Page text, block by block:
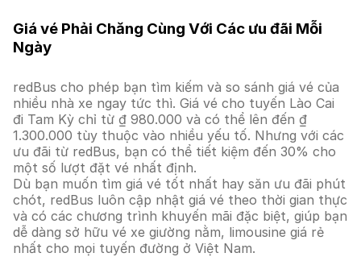
Giá vé Phải Chăng Cùng Với Các ưu đãi Mỗi
Ngày
redBus cho phép bạn tìm kiếm và so sánh giá vé của
nhiều nhà xe ngay tức thì. Giá vé cho tuyến Lào Cai
đi Tam Kỳ chỉ từ ₫ 980.000 và có thể lên đến ₫
1.300.000 tùy thuộc vào nhiều yếu tố. Nhưng với các
ưu đãi từ redBus, bạn có thể tiết kiệm đến 30% cho
một số lượt đặt vé nhất định.
Dù bạn muốn tìm giá vé tốt nhất hay săn ưu đãi phút
chót, redBus luôn cập nhật giá vé theo thời gian thực
và có các chương trình khuyến mãi đặc biệt, giúp bạn
dễ dàng sở hữu vé xe giường nằm, limousine giá rẻ
nhất cho mọi tuyến đường ở Việt Nam.